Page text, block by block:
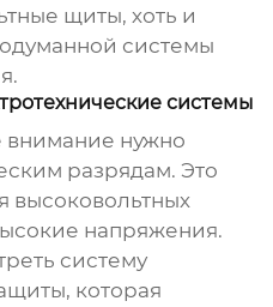
щиты, хоть и
системы
системы
нужно
разрядам. Это
высоковольтных
напряжения.
систему
которая